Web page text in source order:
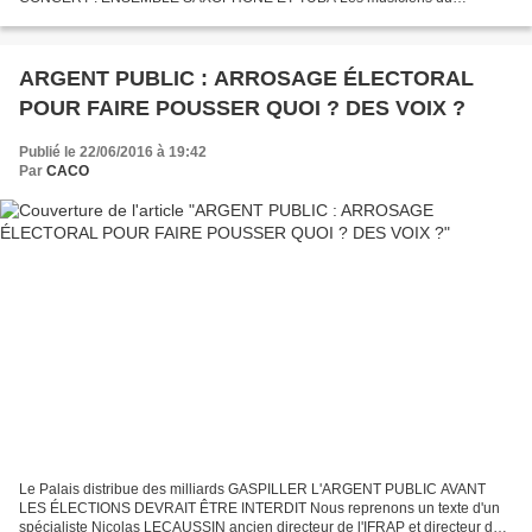
Conservatoire de LA ROCHE...
ARGENT PUBLIC : ARROSAGE ÉLECTORAL
POUR FAIRE POUSSER QUOI ? DES VOIX ?
Publié le 22/06/2016 à 19:42
Par CACO
Le Palais distribue des milliards GASPILLER L'ARGENT PUBLIC AVANT
LES ÉLECTIONS DEVRAIT ÊTRE INTERDIT Nous reprenons un texte d'un
spécialiste Nicolas LECAUSSIN ancien directeur de l'IFRAP et directeur de